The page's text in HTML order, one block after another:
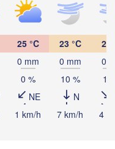
25 °C
0 mm
0 %
NE
1 km/h
23 °C
0 mm
10 %
N
7 km/h
21
0
10
4
Астана
(Astana)
Қарағанды
(Qarağandy)